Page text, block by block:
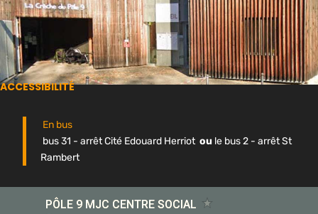
ACCESSIBILITÉ
En bus
bus 31 - arrêt Cité Edouard Herriot ou le bus 2 - arrêt St
Rambert